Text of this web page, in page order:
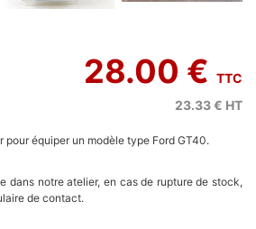
28.00 € TTC
23.33 € HT
pour équiper un modèle type Ford GT40.
dans notre atelier, en cas de rupture de stock,
de contact.